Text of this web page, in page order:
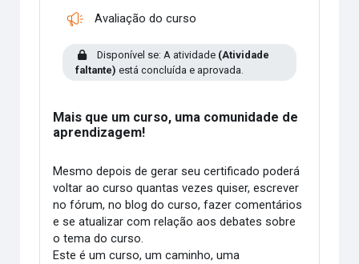
Avaliação do curso
Disponível se: A atividade (Atividade
faltante) está concluída e aprovada.
Mais que um curso, uma comunidade de
aprendizagem!
Mesmo depois de gerar seu certificado poderá
voltar ao curso quantas vezes quiser, escrever
no fórum, no blog do curso, fazer comentários
e se atualizar com relação aos debates sobre
o tema do curso.
Este é um curso, um caminho, uma